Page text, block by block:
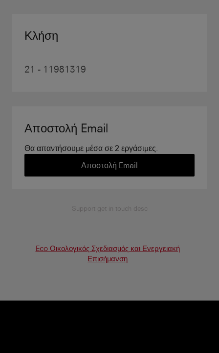
Κλήση
21 - 11981319
Αποστολή Email
Θα απαντήσουμε μέσα σε 2 εργάσιμες.
Αποστολή Email
Support get in touch desc
Eco Οικολογικός Σχεδιασμός και Ενεργειακή
Επισήμανση